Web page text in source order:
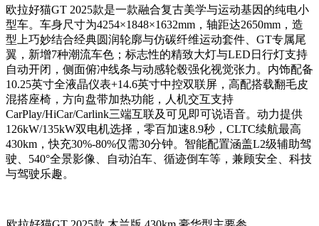
欧拉好猫GT 2025款是一款融合复古美学与运动基因的纯电小
型车。车身尺寸为4254×1848×1632mm，轴距达2650mm，造
型上巧妙结合经典圆润轮廓与仿碳纤维运动套件、GT专属尾
翼，新增7种潮流车色；标志性的精致大灯与LED日行灯支持
自动开闭，侧面俯冲线条与动感轮毂强化视觉张力。内饰配备
10.25英寸全液晶仪表+14.6英寸中控双联屏，高配搭载翻毛皮
混搭座椅，方向盘带加热功能，人机交互支持
CarPlay/HiCar/Carlink三端互联及可见即可说语音。动力提供
126kW/135kW双电机选择，零百加速8.9秒，CLTC续航最高
430km，快充30%-80%仅需30分钟。智能配置涵盖L2级辅助驾
驶、540°全景影像、自动泊车、循迹倒车等，兼顾安全、科技
与驾驶乐趣。